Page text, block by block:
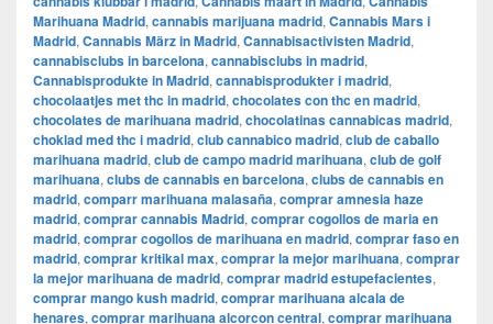
Marihuana Madrid, cannabis marijuana madrid, Cannabis Mars i
Madrid, Cannabis März in Madrid, Cannabisactivisten Madrid,
cannabisclubs in barcelona, cannabisclubs in madrid,
Cannabisprodukte in Madrid, cannabisprodukter i madrid,
chocolaatjes met thc in madrid, chocolates con thc en madrid,
chocolates de marihuana madrid, chocolatinas cannabicas madrid,
choklad med thc i madrid, club cannabico madrid, club de caballo
marihuana madrid, club de campo madrid marihuana, club de golf
marihuana, clubs de cannabis en barcelona, clubs de cannabis en
madrid, comparr marihuana malasaña, comprar amnesia haze
madrid, comprar cannabis Madrid, comprar cogollos de maria en
madrid, comprar cogollos de marihuana en madrid, comprar faso en
madrid, comprar kritikal max, comprar la mejor marihuana, comprar
la mejor marihuana de madrid, comprar madrid estupefacientes,
comprar mango kush madrid, comprar marihuana alcala de
henares, comprar marihuana alcorcon central, comprar marihuana